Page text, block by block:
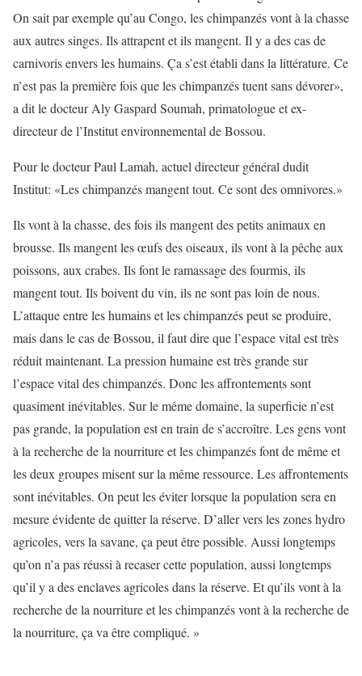
On sait par exemple qu’au Congo, les chimpanzés vont à la chasse
aux autres singes. Ils attrapent et ils mangent. Il y a des cas de
carnivoris envers les humains. Ça s’est établi dans la littérature. Ce
n’est pas la première fois que les chimpanzés tuent sans dévorer»,
a dit le docteur Aly Gaspard Soumah, primatologue et ex-
directeur de l’Institut environnemental de Bossou.
Pour le docteur Paul Lamah, actuel directeur général dudit
Institut: «Les chimpanzés mangent tout. Ce sont des omnivores.»
Ils vont à la chasse, des fois ils mangent des petits animaux en
brousse. Ils mangent les œufs des oiseaux, ils vont à la pêche aux
poissons, aux crabes. Ils font le ramassage des fourmis, ils
mangent tout. Ils boivent du vin, ils ne sont pas loin de nous.
L’attaque entre les humains et les chimpanzés peut se produire,
mais dans le cas de Bossou, il faut dire que l’espace vital est très
réduit maintenant. La pression humaine est très grande sur
l’espace vital des chimpanzés. Donc les affrontements sont
quasiment inévitables. Sur le même domaine, la superficie n’est
pas grande, la population est en train de s’accroître. Les gens vont
à la recherche de la nourriture et les chimpanzés font de même et
les deux groupes misent sur la même ressource. Les affrontements
sont inévitables. On peut les éviter lorsque la population sera en
mesure évidente de quitter la réserve. D’aller vers les zones hydro
agricoles, vers la savane, ça peut être possible. Aussi longtemps
qu’on n’a pas réussi à recaser cette population, aussi longtemps
qu’il y a des enclaves agricoles dans la réserve. Et qu’ils vont à la
recherche de la nourriture et les chimpanzés vont à la recherche de
la nourriture, ça va être compliqué. »